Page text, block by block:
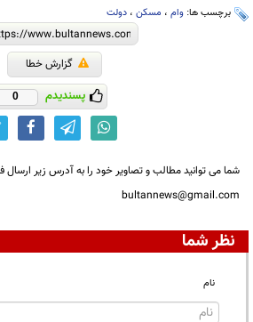
برچسب ها: وام ، مسکن ، دولت
گزارش خطا
پسندیدم 0
شما می توانید مطالب و تصاویر خود را به آدرس زیر ارسال
bultannews@gmail.com
نظر شما
نام